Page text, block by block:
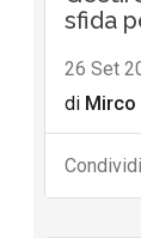
sfida
26 Set
di Mirco
Condividi